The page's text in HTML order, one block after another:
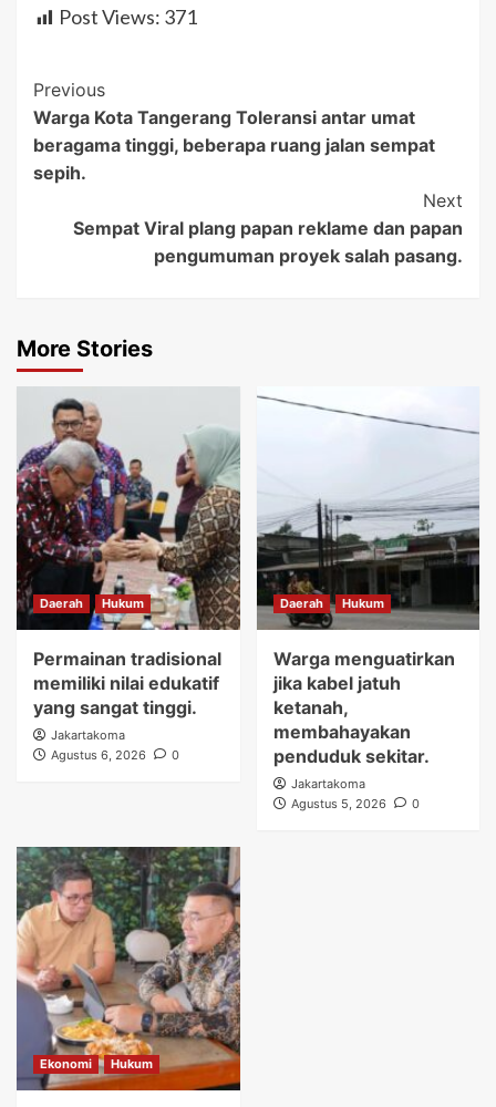
Post Views: 371
Post
Navigation
Previous
Warga Kota Tangerang Toleransi antar umat
beragama tinggi, beberapa ruang jalan sempat
sepih.
Next
Sempat Viral plang papan reklame dan papan
pengumuman proyek salah pasang.
More Stories
Daerah Hukum
Permainan tradisional
memiliki nilai edukatif
yang sangat tinggi.
Jakartakoma
Agustus 6, 2026
0
Daerah Hukum
Warga menguatirkan
jika kabel jatuh
ketanah,
membahayakan
penduduk sekitar.
Jakartakoma
Agustus 5, 2026
0
Ekonomi Hukum